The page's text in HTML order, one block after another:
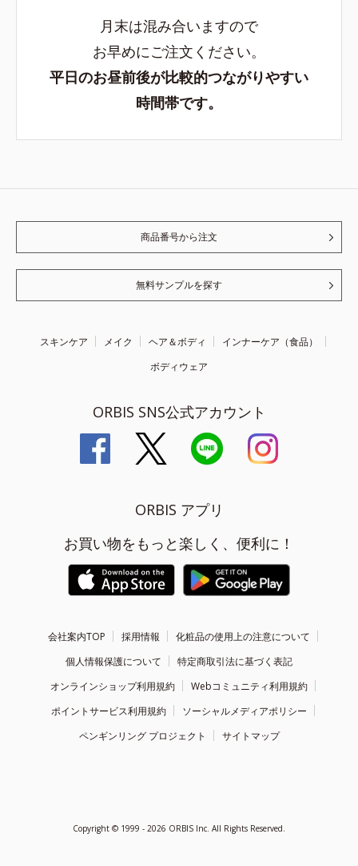
月末は混み合いますので
お早めにご注文ください。
平日のお昼前後が比較的つながりやすい
時間帯です。
商品番号から注文
無料サンプルを探す
スキンケア メイク ヘア＆ボディ
インナーケア（食品）
ボディウェア
ORBIS SNS公式アカウント
ORBIS アプリ
お買い物をもっと楽しく、便利に！
会社案内TOP 採用情報
化粧品の使用上の注意について
個人情報保護について
特定商取引法に基づく表記
オンラインショップ利用規約
Webコミュニティ利用規約
ポイントサービス利用規約
ソーシャルメディアポリシー
ペンギンリング プロジェクト
サイトマップ
Copyright © 1999 - 2026 ORBIS Inc. All Rights Reserved.